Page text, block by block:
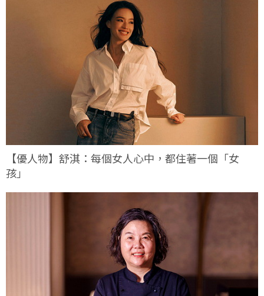
【優人物】舒淇：每個女人心中，都住著一個「女
孩」